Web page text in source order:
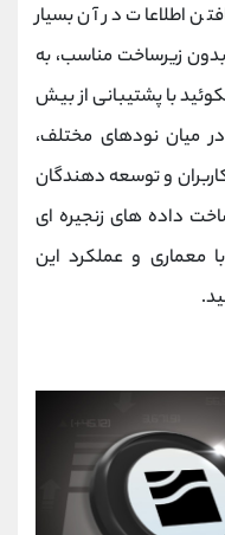
اطلاعات در آن بسیار
زیرساخت مناسب، به
با پشتیبانی از بیش
در میان نودهای مختلف،
و توسعه ‌دهندگان
داده ‌های زنجیره ‌ای
معماری و عملکرد این
@alirezamehrabi_com
@alirezamehrabi_official